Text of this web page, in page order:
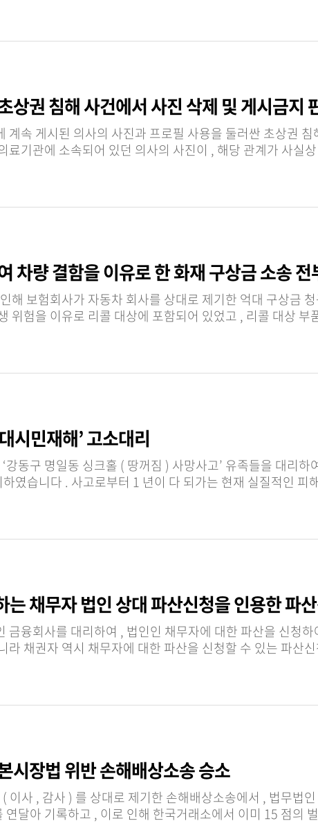
상권 침해 사건에서 사진 삭제 및 게시금지
속 게시된 의사의 사진과 프로필 사용을 둘러싼 초상권 침
당 관계가 사실상 종료되고 소속 병원이 변경된 이후에도 기존 홈페이지에 계속
차량 결함을 이유로 한 화재 구상금 소송 전
제기한 억대 구상금 청구 사건에서 , 자동차 회사를 대리하여 전부 승소하였습니다 .
상대방은 화재가 발생한 차량
시민재해’ 고소대리
루어지지 않은 안타까운 상황에서 ,
채무자 법인 상대 파산신청을 인용한 파
시장법 위반 손해배상소송 승소
승소하였습니다 . 해당